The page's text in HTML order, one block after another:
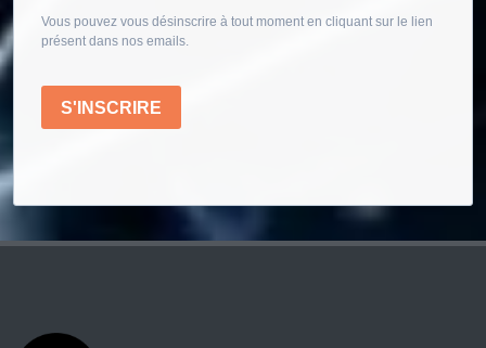
Vous pouvez vous désinscrire à tout moment en cliquant sur le lien
présent dans nos emails.
S'INSCRIRE